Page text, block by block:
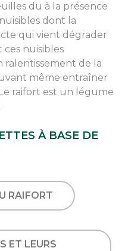
du à la présence
dont la
qui vient dégrader
ces nuisibles
de la
même entraîner
raifort est un légume
À BASE DE
RAIFORT
ET LEURS